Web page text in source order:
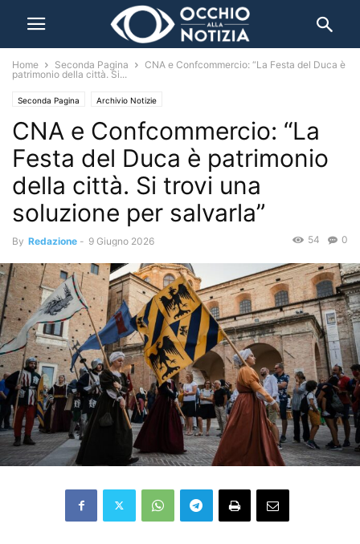
Home Seconda Pagina
CNA e Confcommercio: “La Festa del Duca è
patrimonio della città. Si...
Seconda Pagina Archivio Notizie
CNA e Confcommercio: “La
Festa del Duca è patrimonio
della città. Si trovi una
soluzione per salvarla”
By Redazione - 9 Giugno 2026 0
54